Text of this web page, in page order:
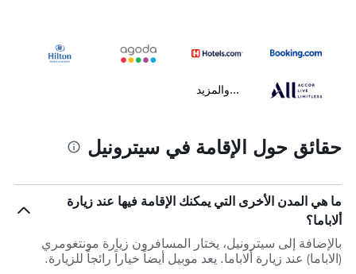
...والمزيد
حقائق حول الإقامة في سيترونيل
ما هي المدن الأخرى التي يمكنك الإقامة فيها عند زيارة
ألاباما؟
بالإضافة إلى سيترونيل، يختار المسافرون زيارة مونتغومري
(الاباما) عند زيارة ألاباما. يعد موبيل أيضاً خياراً رائجاً للزيارة.